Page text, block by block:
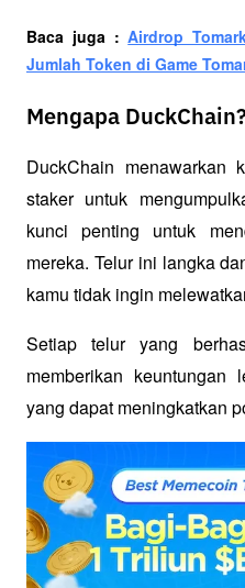
Baca juga : Airdrop
Jumlah Token di Game
Mengapa
DuckChain menawarkan
staker untuk
kunci penting untuk
mereka. Telur ini langka
kamu tidak ingin
Setiap telur yang
memberikan
yang dapat meningkatkan